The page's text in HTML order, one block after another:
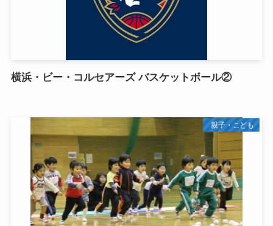
横浜・ビー・コルセアーズ バスケットボール②
親子・こども